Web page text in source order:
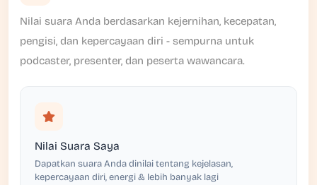
Nilai suara Anda berdasarkan kejernihan, kecepatan,
pengisi, dan kepercayaan diri - sempurna untuk
podcaster, presenter, dan peserta wawancara.
Nilai Suara Saya
Dapatkan suara Anda dinilai tentang kejelasan,
kepercayaan diri, energi & lebih banyak lagi